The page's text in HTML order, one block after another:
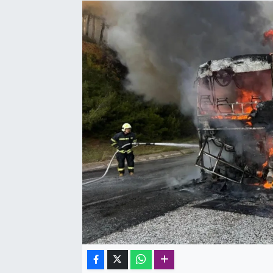
TEKNOLOJİ
YEREL YÖNETİMLER